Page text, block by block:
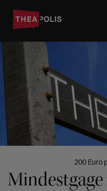
200 Euro